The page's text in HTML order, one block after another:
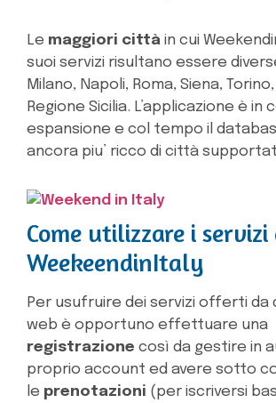
Le maggiori città in cui
suoi servizi risultano essere
Milano, Napoli, Roma, Siena,
Regione Sicilia. L’applicazione è in
espansione e col tempo il
ancora piu’ ricco di città
Come utilizzare i servizi
WeekeendinItaly
Per usufruire dei servizi offerti da
web è opportuno effettuare una
registrazione così da gestire in
proprio account ed avere sotto
le prenotazioni (per iscriversi